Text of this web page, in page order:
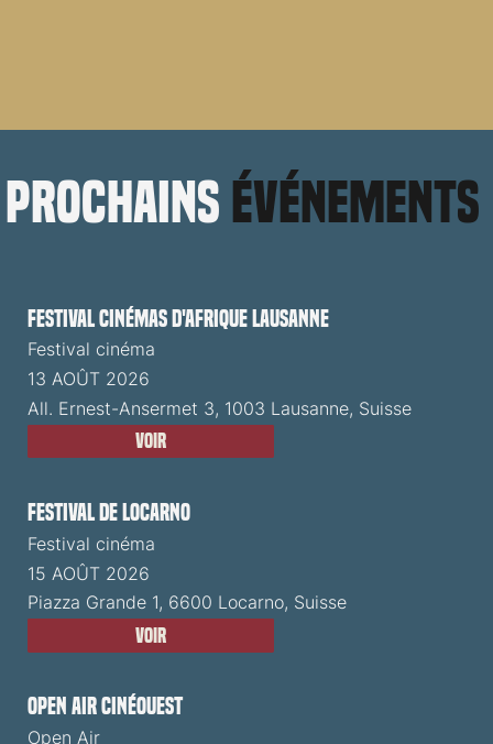
prochains événements
Festival cinémas d'Afrique Lausanne
Festival cinéma
13 AOÛT 2026
All. Ernest-Ansermet 3, 1003 Lausanne, Suisse
Voir
Festival de Locarno
Festival cinéma
15 AOÛT 2026
Piazza Grande 1, 6600 Locarno, Suisse
Voir
Open Air CinéOuest
Open Air